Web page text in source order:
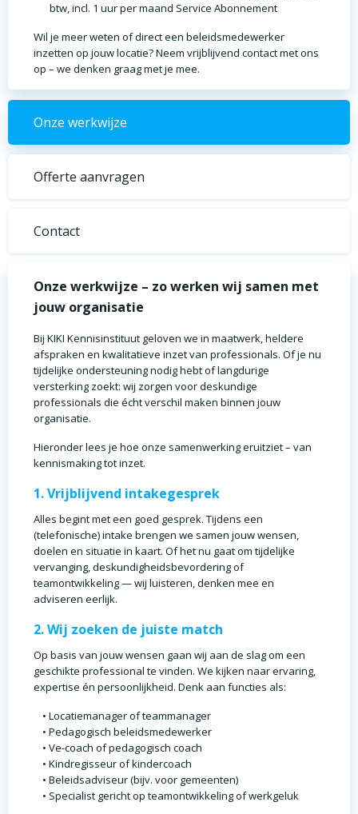
btw, incl. 1 uur per maand Service Abonnement
Wil je meer weten of direct een beleidsmedewerker
inzetten op jouw locatie? Neem vrijblijvend contact met ons
op – we denken graag met je mee.
Onze werkwijze
Offerte aanvragen
Contact
Onze werkwijze – zo werken wij samen met
jouw organisatie
Bij KIKI Kennisinstituut geloven we in maatwerk, heldere
afspraken en kwalitatieve inzet van professionals. Of je nu
tijdelijke ondersteuning nodig hebt of langdurige
versterking zoekt: wij zorgen voor deskundige
professionals die écht verschil maken binnen jouw
organisatie.
Hieronder lees je hoe onze samenwerking eruitziet – van
kennismaking tot inzet.
1. Vrijblijvend intakegesprek
Alles begint met een goed gesprek. Tijdens een
(telefonische) intake brengen we samen jouw wensen,
doelen en situatie in kaart. Of het nu gaat om tijdelijke
vervanging, deskundigheidsbevordering of
teamontwikkeling — wij luisteren, denken mee en
adviseren eerlijk.
2. Wij zoeken de juiste match
Op basis van jouw wensen gaan wij aan de slag om een
geschikte professional te vinden. We kijken naar ervaring,
expertise én persoonlijkheid. Denk aan functies als:
Locatiemanager of teammanager
Pedagogisch beleidsmedewerker
Ve-coach of pedagogisch coach
Kindregisseur of kindercoach
Beleidsadviseur (bijv. voor gemeenten)
Specialist gericht op teamontwikkeling of werkgeluk